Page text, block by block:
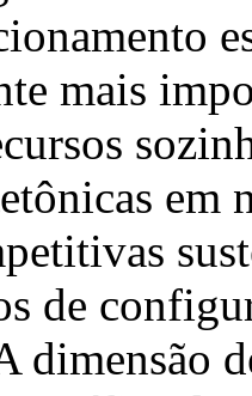
mais
em
de
dimensão